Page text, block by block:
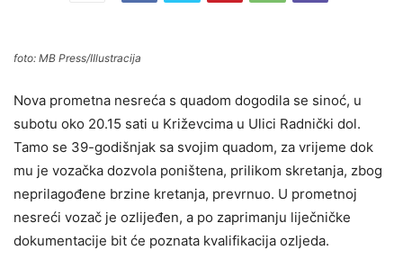
foto: MB Press/IIlustracija
Nova prometna nesreća s quadom dogodila se sinoć, u
subotu oko 20.15 sati u Križevcima u Ulici Radnički dol.
Tamo se 39-godišnjak sa svojim quadom, za vrijeme dok
mu je vozačka dozvola poništena, prilikom skretanja, zbog
neprilagođene brzine kretanja, prevrnuo. U prometnoj
nesreći vozač je ozlijeđen, a po zaprimanju liječničke
dokumentacije bit će poznata kvalifikacija ozljeda.